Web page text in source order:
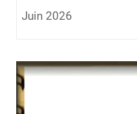
Juin 2026